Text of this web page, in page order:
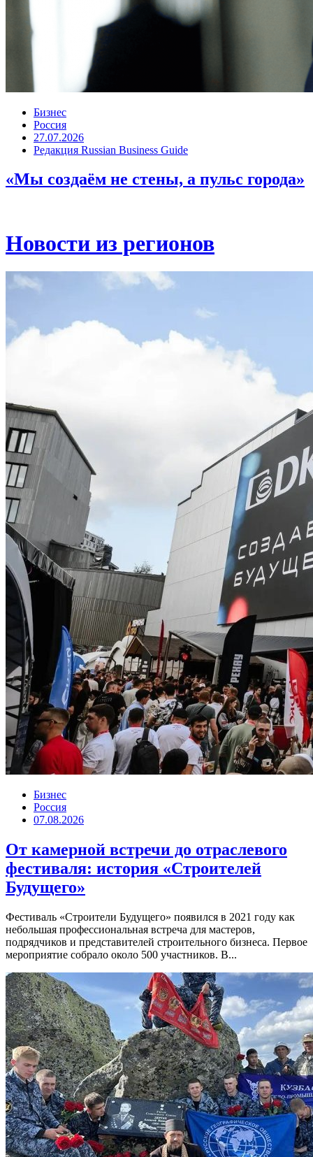
Бизнес
Россия
27.07.2026
Редакция Russian Business Guide
«Мы создаём не стены, а пульс города»
Новости из регионов
Бизнес
Россия
07.08.2026
От камерной встречи до отраслевого
фестиваля: история «Строителей
Будущего»
Фестиваль «Строители Будущего» появился в 2021 году как
небольшая профессиональная встреча для мастеров,
подрядчиков и представителей строительного бизнеса. Первое
мероприятие собрало около 500 участников. В...